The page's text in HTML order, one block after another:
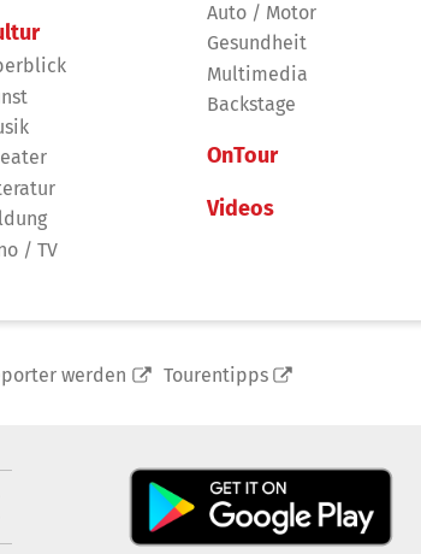
/ TV
Auto / Motor
Gesundheit
Multimedia
Backstage
OnTour
Videos
werden Tourentipps